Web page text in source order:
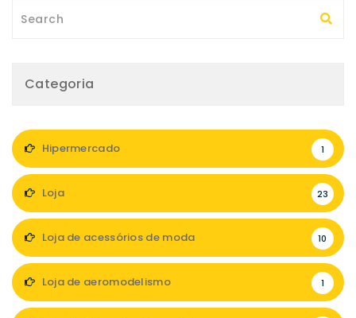
Categoria
Hipermercado 1
Loja 23
Loja de acessórios de moda 10
Loja de aeromodelismo 1